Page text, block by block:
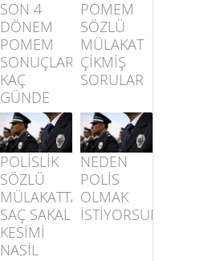
SON 4
DÖNEM
POMEM
SONUÇLARI
KAÇ
GÜNDE
AÇİKLANDI
POMEM
SÖZLÜ
MÜLAKAT
ÇİKMİŞ
SORULAR
POLİSLİK
SÖZLÜ
MÜLAKATTA
SAÇ SAKAL
KESİMİ
NASİL
NEDEN
POLİS
OLMAK
İSTİYORSUN